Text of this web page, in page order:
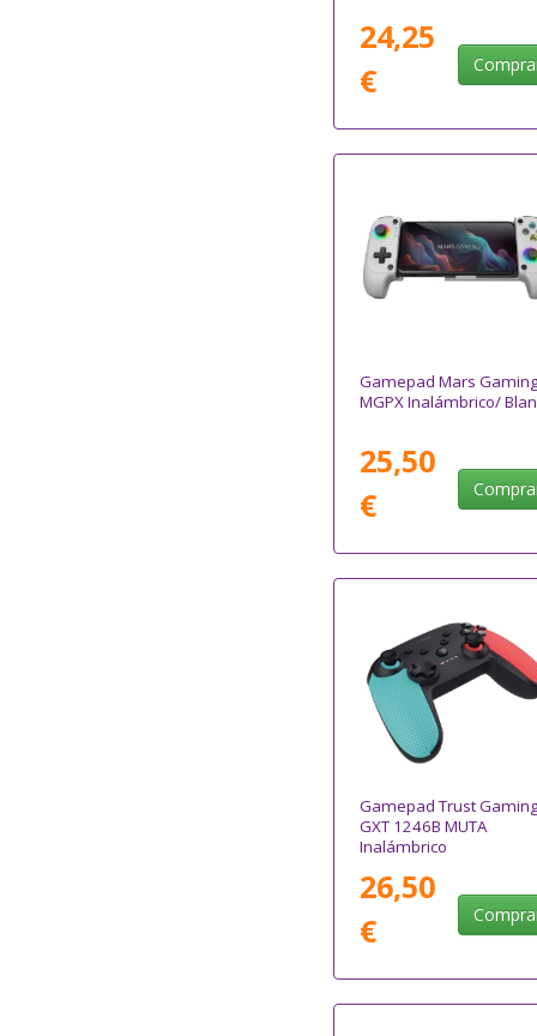
24,25
€
Gamepad Mars
MGPX Inalámbrico/
25,50
€
Gamepad Trust
GXT 1246B MUTA
Inalámbrico
26,50
€